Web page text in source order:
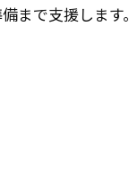
まで支援します。